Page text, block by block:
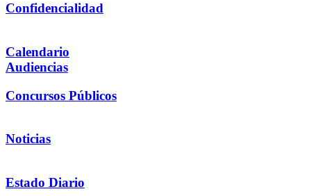
Confidencialidad
Calendario
Audiencias
Concursos Públicos
Noticias
Estado Diario